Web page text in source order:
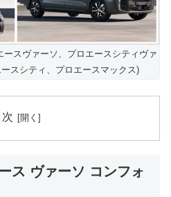
スヴァーソ、プロエースシティヴァ
スシティ、プロエースマックス)
次
ス ヴァーソ コンフォ